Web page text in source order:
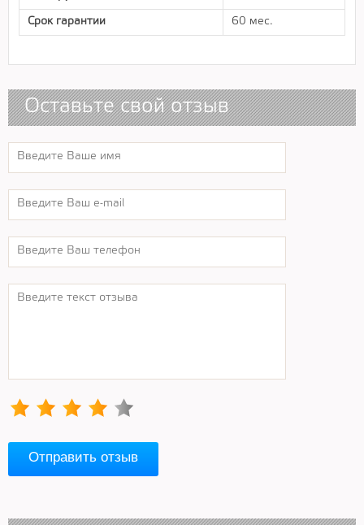
Срок гарантии 60 мес.
Оставьте свой отзыв
Отправить отзыв